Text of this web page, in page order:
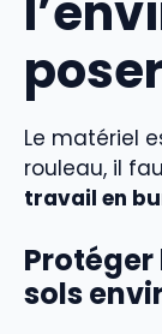
Le matériel
rouleau, il
travail en
Protéger
sols